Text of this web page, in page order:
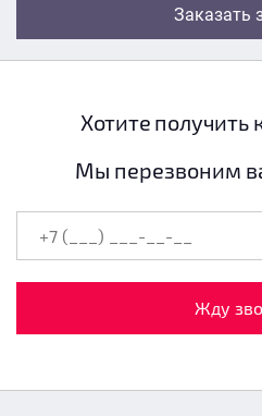
Заказать
Хотите получить
Мы перезвоним
Жду